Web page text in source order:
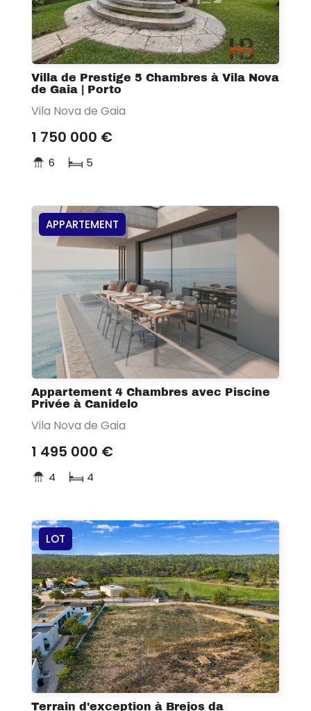
Villa de Prestige 5 Chambres à Vila Nova
de Gaia | Porto
Vila Nova de Gaia
1 750 000 €
6 5
APPARTEMENT
Appartement 4 Chambres avec Piscine
Privée à Canidelo
Vila Nova de Gaia
1 495 000 €
4 4
LOT
Terrain d'exception à Brejos da